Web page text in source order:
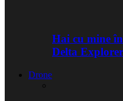
Hai cu mine
Delta
Drone